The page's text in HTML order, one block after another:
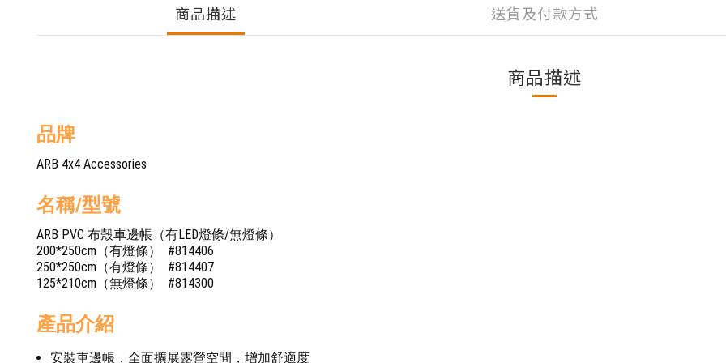
商品描述 送貨及付款方式
商品描述
品牌
ARB 4x4 Accessories
名稱/型號
ARB PVC 布殼車邊帳（有LED燈條/無燈條）
200*250cm（有燈條） #814406
250*250cm（有燈條） #814407
125*210cm（無燈條） #814300
產品介紹
安裝車邊帳，全面擴展露營空間，增加舒適度